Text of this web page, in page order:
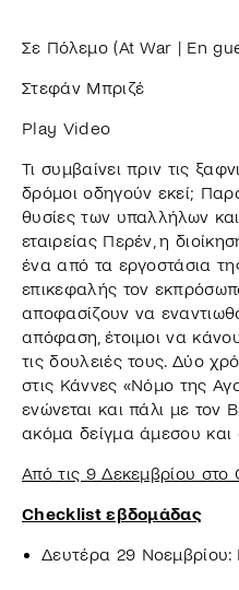
Σε Πόλεμο (At War | En
Στεφάν Μπριζέ
Play Video
Τι συμβαίνει πριν τις
δρόμοι οδηγούν εκεί;
θυσίες των υπαλλήλων
εταιρείας Περέν, η
ένα από τα εργοστάσια
επικεφαλής τον
αποφασίζουν να
απόφαση, έτοιμοι να
τις δουλειές τους. Δύο
στις Κάννες «Νόμο της
ενώνεται και πάλι με τον
ακόμα δείγμα άμεσου και
Από τις 9 Δεκεμβρίου στο
Checklist εβδομάδας
Δευτέρα 29